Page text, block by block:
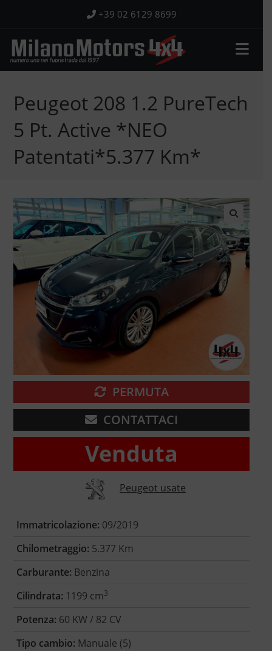
contenuto
+39 02 6129 8699
Peugeot 208 1.2 PureTech
5 Pt. Active *NEO
Patentati*5.377 Km*
🔍
PERMUTA
CONTATTACI
Venduta
Peugeot usate
Immatricolazione: 09/2019
Chilometraggio: 5.377 Km
Carburante: Benzina
Cilindrata: 1199 cm3
Potenza: 60 KW / 82 CV
Tipo cambio: Manuale (5)